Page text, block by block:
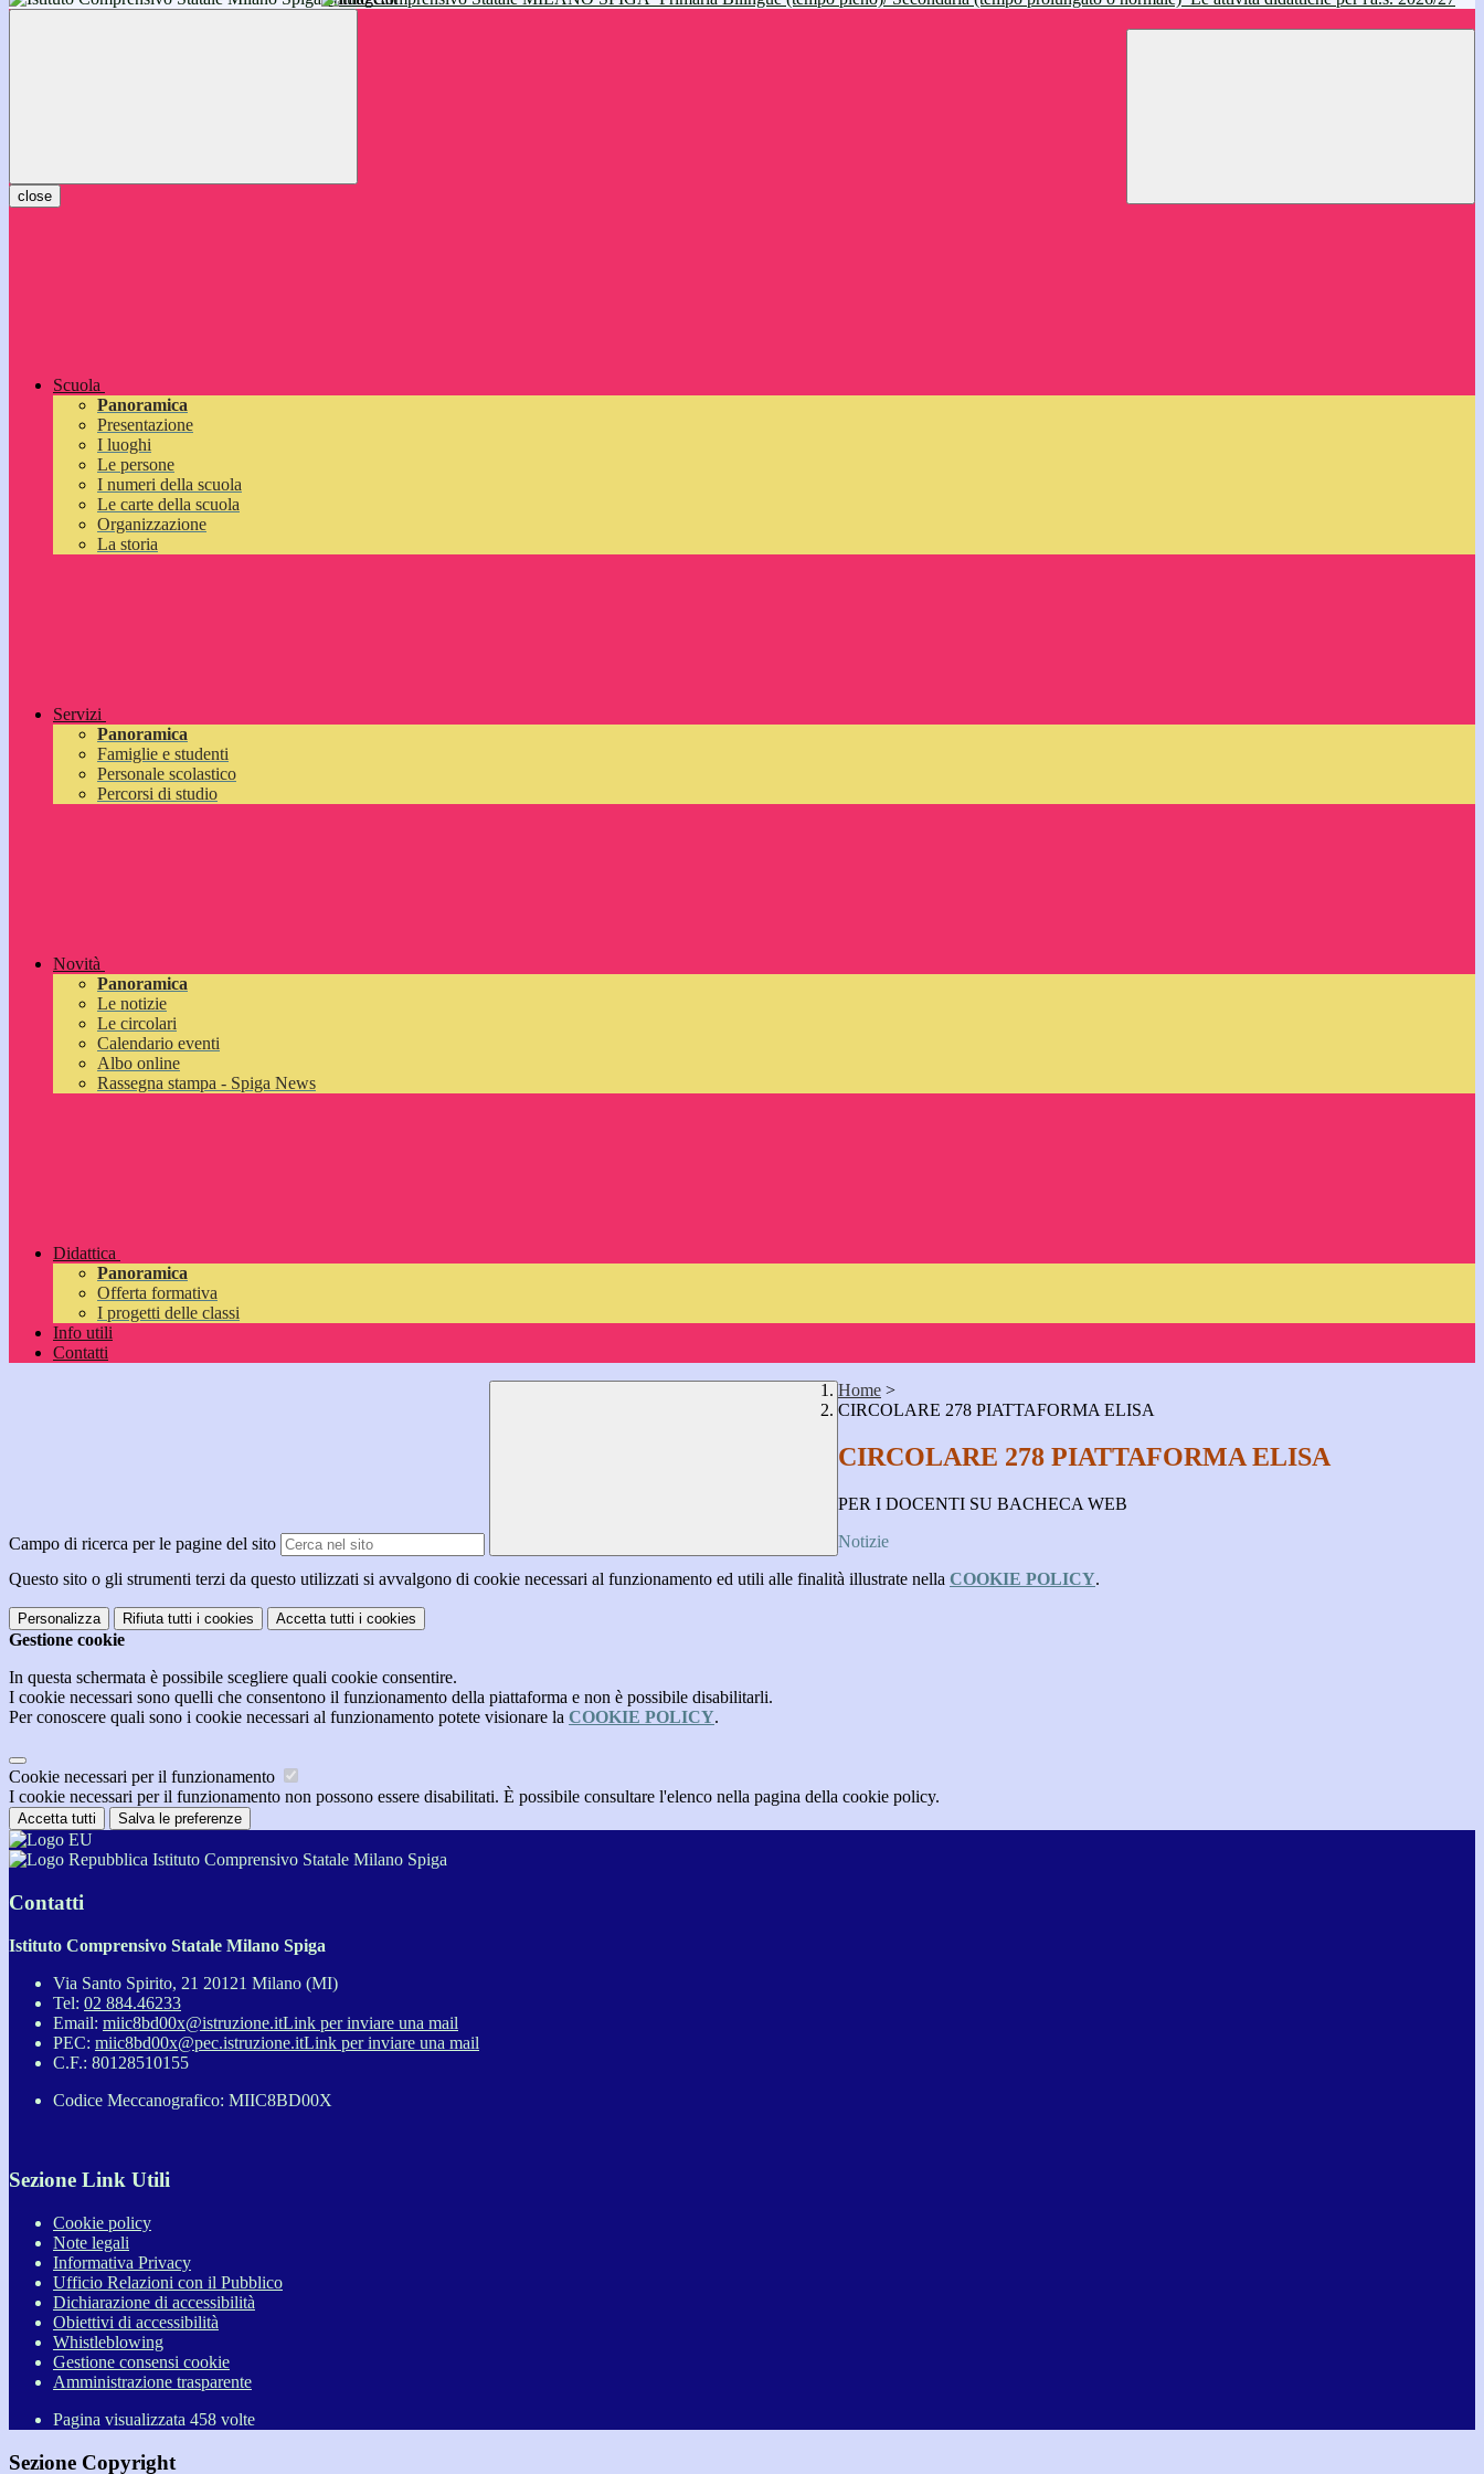
inizieranno il 14 settembre 2026: vi aspettiamo!
close
Scuola
Panoramica
Presentazione
I luoghi
Le persone
I numeri della scuola
Le carte della scuola
Organizzazione
La storia
Servizi
Panoramica
Famiglie e studenti
Personale scolastico
Percorsi di studio
Novità
Panoramica
Le notizie
Le circolari
Calendario eventi
Albo online
Rassegna stampa - Spiga News
Didattica
Panoramica
Offerta formativa
I progetti delle classi
Info utili
Contatti
Campo di ricerca per le pagine del sito
Home >
CIRCOLARE 278 PIATTAFORMA ELISA
CIRCOLARE 278 PIATTAFORMA ELISA
PER I DOCENTI SU BACHECA WEB
Notizie
Questo sito o gli strumenti terzi da questo utilizzati si avvalgono di cookie necessari al funzionamento ed utili alle finalità illustrate nella COOKIE POLICY.
Personalizza Rifiuta tutti i cookies Accetta tutti i cookies
Gestione cookie
In questa schermata è possibile scegliere quali cookie consentire.
I cookie necessari sono quelli che consentono il funzionamento della piattaforma e non è possibile disabilitarli.
Per conoscere quali sono i cookie necessari al funzionamento potete visionare la COOKIE POLICY.
Cookie necessari per il funzionamento
I cookie necessari per il funzionamento non possono essere disabilitati. È possibile consultare l'elenco nella pagina della cookie policy.
Accetta tutti Salva le preferenze
Istituto Comprensivo Statale Milano Spiga
Contatti
Istituto Comprensivo Statale Milano Spiga
Via Santo Spirito, 21 20121 Milano (MI)
Tel: 02 884.46233
Email: miic8bd00x@istruzione.itLink per inviare una mail
PEC: miic8bd00x@pec.istruzione.itLink per inviare una mail
C.F.: 80128510155
Codice Meccanografico: MIIC8BD00X
Sezione Link Utili
Cookie policy
Note legali
Informativa Privacy
Ufficio Relazioni con il Pubblico
Dichiarazione di accessibilità
Obiettivi di accessibilità
Whistleblowing
Gestione consensi cookie
Amministrazione trasparente
Pagina visualizzata 458 volte
Sezione Copyright